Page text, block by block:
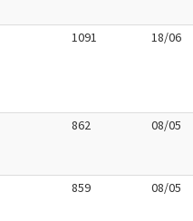
1091 18/06
862 08/05
859 08/05